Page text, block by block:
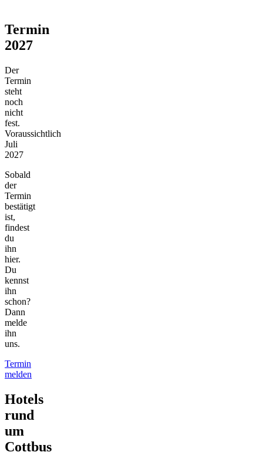
Termin
2027
Der
Termin
steht
noch
nicht
fest.
Voraussichtlich
Juli
2027
Sobald
der
Termin
bestätigt
ist,
findest
du
ihn
hier.
Du
kennst
ihn
schon?
Dann
melde
ihn
uns.
Termin
melden
Hotels
rund
um
Cottbus